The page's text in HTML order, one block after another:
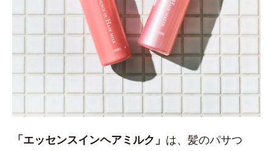
「エッセンスインヘアミルク」 は、髪のパサつ